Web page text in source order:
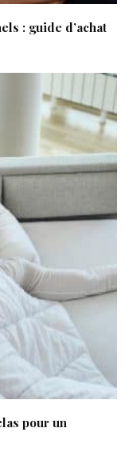
: guide d’achat
pour un